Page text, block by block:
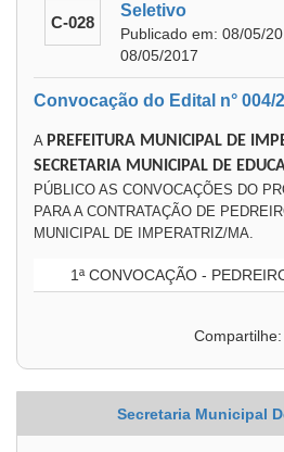
C-028
Seletivo
Publicado em: 08/05/
08/05/2017
Convocação do Edital n° 004/
A PREFEITURA MUNICIPAL DE
SECRETARIA MUNICIPAL DE
PÚBLICO AS CONVOCAÇÕES DO
PARA A CONTRATAÇÃO DE
MUNICIPAL DE IMPERATRIZ/MA.
1ª CONVOCAÇÃO -
Compartilhe:
Secretaria Municipal